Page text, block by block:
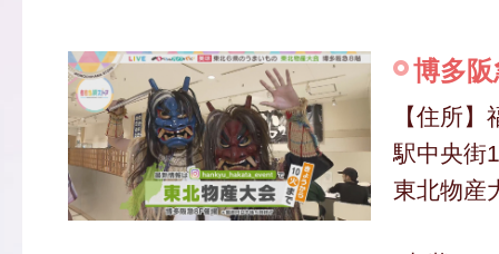
博多阪
【住所
駅中央街
東北物産